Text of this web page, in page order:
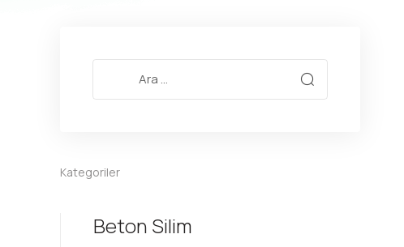
Kategoriler
Beton Silim